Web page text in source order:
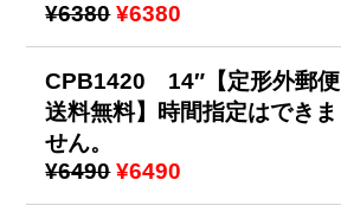
¥6380 ¥6380
CPB1420 14″【定形外郵便
送料無料】時間指定はできま
せん。
¥6490 ¥6490